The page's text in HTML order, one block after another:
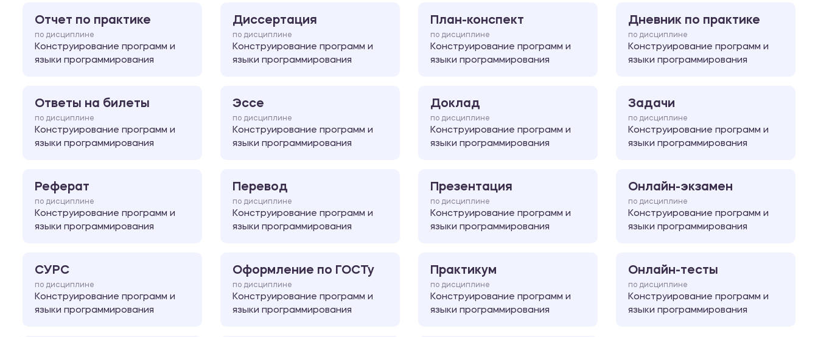
Отчет по практике
по дисциплине
Конструирование программ и
языки программирования
Диссертация
по дисциплине
Конструирование программ и
языки программирования
План-конспект
по дисциплине
Конструирование программ и
языки программирования
Дневник по практике
по дисциплине
Конструирование программ и
языки программирования
Ответы на билеты
по дисциплине
Конструирование программ и
языки программирования
Эссе
по дисциплине
Конструирование программ и
языки программирования
Доклад
по дисциплине
Конструирование программ и
языки программирования
Задачи
по дисциплине
Конструирование программ и
языки программирования
Реферат
по дисциплине
Конструирование программ и
языки программирования
Перевод
по дисциплине
Конструирование программ и
языки программирования
Презентация
по дисциплине
Конструирование программ и
языки программирования
Онлайн-экзамен
по дисциплине
Конструирование программ и
языки программирования
СУРС
по дисциплине
Конструирование программ и
языки программирования
Оформление по ГОСТу
по дисциплине
Конструирование программ и
языки программирования
Практикум
по дисциплине
Конструирование программ и
языки программирования
Онлайн-тесты
по дисциплине
Конструирование программ и
языки программирования